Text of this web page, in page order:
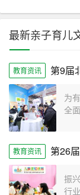
最新亲子育儿
教育资讯 第9届
为
全
教育资讯 第26
振
行